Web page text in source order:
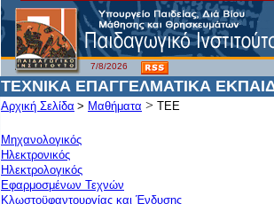
7/8/2026
ΤΕΧΝΙΚΑ ΕΠΑΓΓΕΛΜΑΤΙΚΑ
Αρχική Σελίδα > Μαθήματα > ΤΕΕ
Μηχανολογικός
Ηλεκτρονικός
Ηλεκτρολογικός
Εφαρμοσμένων Τεχνών
Κλωστοϋφαντουργίας και Ένδυσης